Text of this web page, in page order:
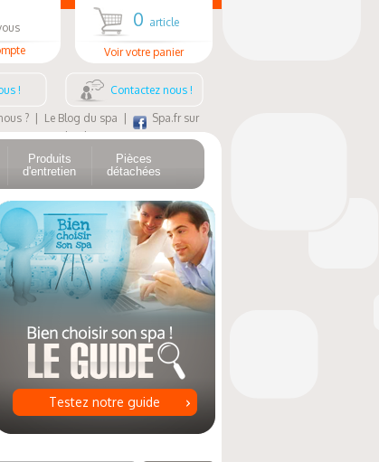
0 article
Voir votre panier
! Contactez nous !
? Le Blog du spa
Spa.fr sur
Facebook
Produits
d'entretien
Pièces
détachées
Testez notre guide